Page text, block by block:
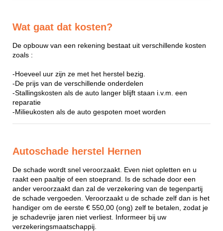
Wat gaat dat kosten?
De opbouw van een rekening bestaat uit verschillende kosten
zoals :
-Hoeveel uur zijn ze met het herstel bezig.
-De prijs van de verschillende onderdelen
-Stallingskosten als de auto langer blijft staan i.v.m. een
reparatie
-Milieukosten als de auto gespoten moet worden
Autoschade herstel Hernen
De schade wordt snel veroorzaakt. Even niet opletten en u
raakt een paaltje of een stoeprand. Is de schade door een
ander veroorzaakt dan zal de verzekering van de tegenpartij
de schade vergoeden. Veroorzaakt u de schade zelf dan is het
handiger om de eerste € 550,00 (ong) zelf te betalen, zodat je
je schadevrije jaren niet verliest. Informeer bij uw
verzekeringsmaatschappij.